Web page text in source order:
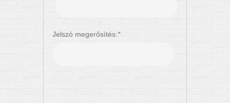
Jelszó megerősítés:*